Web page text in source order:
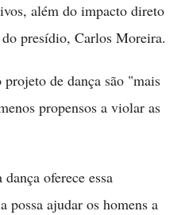
além do impacto direto
presídio, Carlos Moreira.
de dança são "mais
propensos a violar as
oferece essa
possa ajudar os homens a